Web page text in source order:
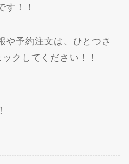
す！！
や予約注文は、ひとつさ
クしてください！！